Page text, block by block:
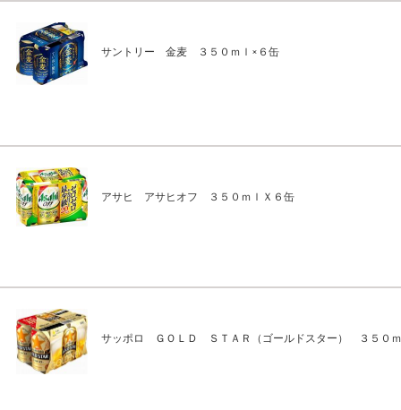
サントリー 金麦 ３５０ｍｌ×６缶
アサヒ アサヒオフ ３５０ｍｌＸ６缶
サッポロ ＧＯＬＤ ＳＴＡＲ（ゴールドスター） ３５０